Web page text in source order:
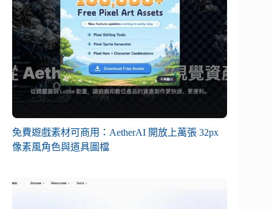
免費遊戲素材可商用：AetherAI 開放上萬張 32px
像素風角色與道具圖檔